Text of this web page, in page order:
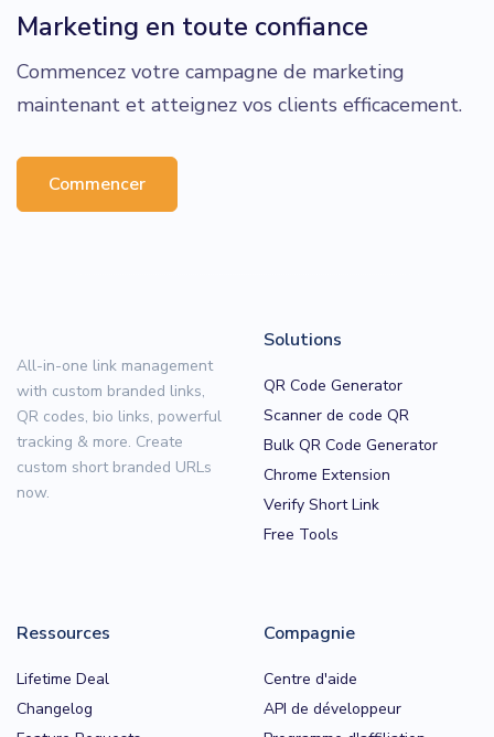
Marketing en toute confiance
Commencez votre campagne de marketing
maintenant et atteignez vos clients efficacement.
Commencer
All-in-one link management
with custom branded links,
QR codes, bio links, powerful
tracking & more. Create
custom short branded URLs
now.
Solutions
QR Code Generator
Scanner de code QR
Bulk QR Code Generator
Chrome Extension
Verify Short Link
Free Tools
Ressources
Lifetime Deal
Changelog
Compagnie
Centre d'aide
API de développeur